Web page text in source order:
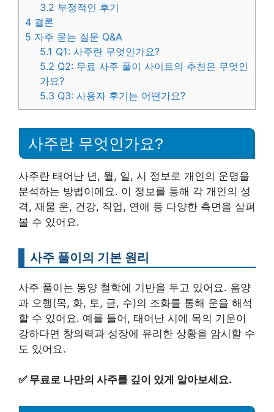
3.2 부정적인 후기
4 결론
5 자주 묻는 질문 Q&A
5.1 Q1: 사주란 무엇인가요?
5.2 Q2: 무료 사주 풀이 사이트의 추천은 무엇인
가요?
5.3 Q3: 사용자 후기는 어떤가요?
사주란 무엇인가요?
사주란 태어난 년, 월, 일, 시 정보로 개인의 운명을
분석하는 방법이에요. 이 정보를 통해 각 개인의 성
격, 재물 운, 건강, 직업, 연애 등 다양한 측면을 살펴
볼 수 있어요.
사주 풀이의 기본 원리
사주 풀이는 동양 철학에 기반을 두고 있어요. 음양
과 오행(목, 화, 토, 금, 수)의 조화를 통해 운을 해석
할 수 있어요. 예를 들어, 태어난 시에 목의 기운이
강하다면 창의력과 성장에 유리한 상황을 암시할 수
도 있어요.
✅ 무료로 나만의 사주를 깊이 있게 알아보세요.